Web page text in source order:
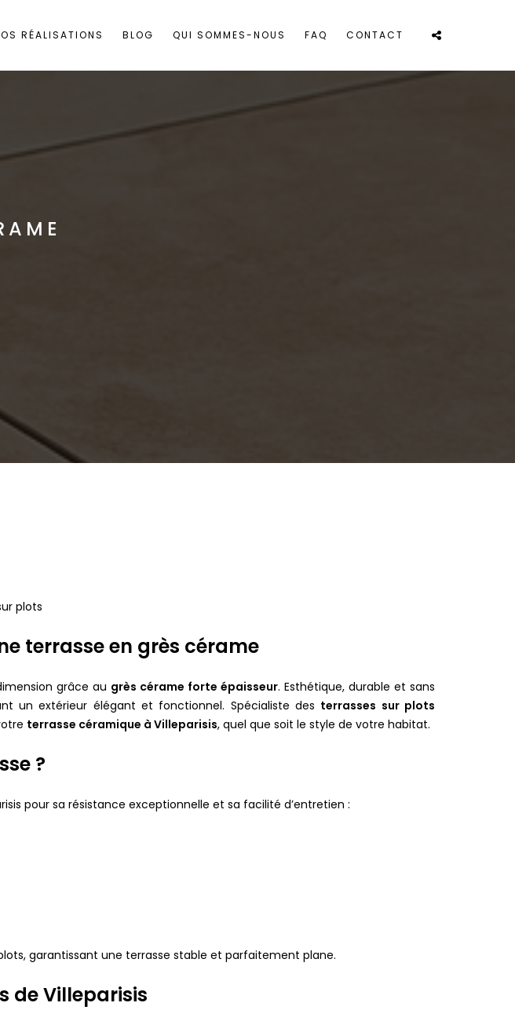
RÉALISATIONS BLOG QUI SOMMES-NOUS FAQ CONTACT
plots
terrasse en grès cérame
grâce au grès cérame forte épaisseur. Esthétique, durable et sans
un extérieur élégant et fonctionnel. Spécialiste des terrasses sur plots
terrasse céramique à Villeparisis, quel que soit le style de votre habitat.
?
pour sa résistance exceptionnelle et sa facilité d’entretien :
garantissant une terrasse stable et parfaitement plane.
de Villeparisis